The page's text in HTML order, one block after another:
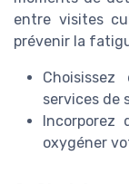
entre visites
prévenir la
services de
Incorporez
oxygéner